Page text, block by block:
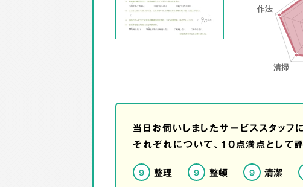
当日お伺いしましたサービススタッフ
それぞれについて、10点満点として
9 整理 9 整頓 9 清潔